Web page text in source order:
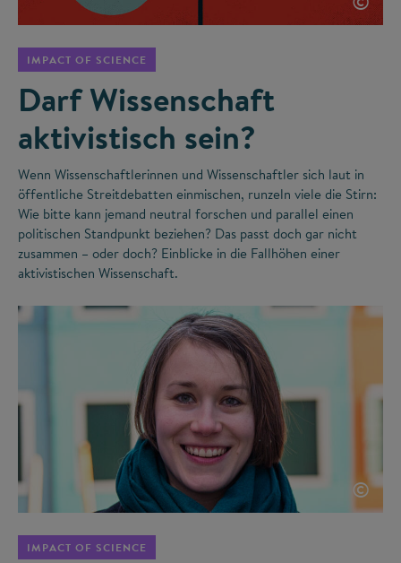
IMPACT OF SCIENCE
Darf Wissenschaft
aktivistisch sein?
Wenn Wissenschaftlerinnen und Wissenschaftler sich laut in
öffentliche Streitdebatten einmischen, runzeln viele die Stirn:
Wie bitte kann jemand neutral forschen und parallel einen
politischen Standpunkt beziehen? Das passt doch gar nicht
zusammen – oder doch? Einblicke in die Fallhöhen einer
aktivistischen Wissenschaft.
©
IMPACT OF SCIENCE